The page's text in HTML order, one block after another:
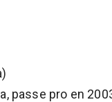
passe pro en